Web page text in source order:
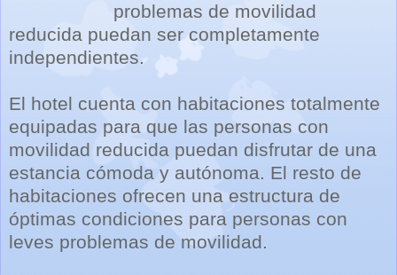
problemas de movilidad
reducida puedan ser completamente
independientes.
El hotel cuenta con habitaciones totalmente
equipadas para que las personas con
movilidad reducida puedan disfrutar de una
estancia cómoda y autónoma. El resto de
habitaciones ofrecen una estructura de
óptimas condiciones para personas con
leves problemas de movilidad.